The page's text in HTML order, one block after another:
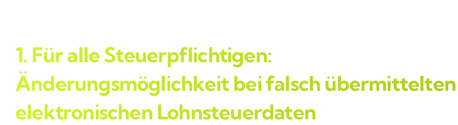
1. Für alle Steuerpflichtigen:
Änderungsmöglichkeit bei falsch übermittelten
elektronischen Lohnsteuerdaten